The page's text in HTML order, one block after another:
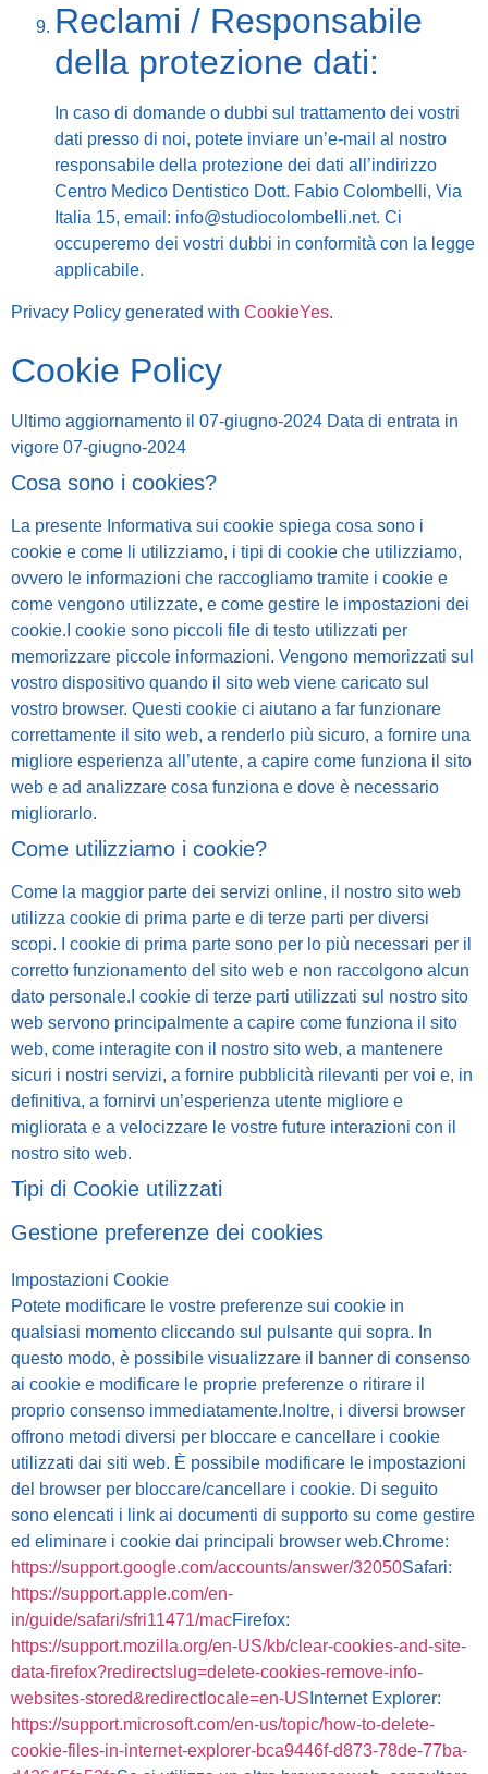
Reclami / Responsabile
della protezione dati:
In caso di domande o dubbi sul trattamento dei vostri
dati presso di noi, potete inviare un’e-mail al nostro
responsabile della protezione dei dati all’indirizzo
Centro Medico Dentistico Dott. Fabio Colombelli, Via
Italia 15, email: info@studiocolombelli.net. Ci
occuperemo dei vostri dubbi in conformità con la legge
applicabile.
Privacy Policy generated with CookieYes.
Cookie Policy
Ultimo aggiornamento il 07-giugno-2024 Data di entrata in
vigore 07-giugno-2024
Cosa sono i cookies?
La presente Informativa sui cookie spiega cosa sono i
cookie e come li utilizziamo, i tipi di cookie che utilizziamo,
ovvero le informazioni che raccogliamo tramite i cookie e
come vengono utilizzate, e come gestire le impostazioni dei
cookie.I cookie sono piccoli file di testo utilizzati per
memorizzare piccole informazioni. Vengono memorizzati sul
vostro dispositivo quando il sito web viene caricato sul
vostro browser. Questi cookie ci aiutano a far funzionare
correttamente il sito web, a renderlo più sicuro, a fornire una
migliore esperienza all’utente, a capire come funziona il sito
web e ad analizzare cosa funziona e dove è necessario
migliorarlo.
Come utilizziamo i cookie?
Come la maggior parte dei servizi online, il nostro sito web
utilizza cookie di prima parte e di terze parti per diversi
scopi. I cookie di prima parte sono per lo più necessari per il
corretto funzionamento del sito web e non raccolgono alcun
dato personale.I cookie di terze parti utilizzati sul nostro sito
web servono principalmente a capire come funziona il sito
web, come interagite con il nostro sito web, a mantenere
sicuri i nostri servizi, a fornire pubblicità rilevanti per voi e, in
definitiva, a fornirvi un’esperienza utente migliore e
migliorata e a velocizzare le vostre future interazioni con il
nostro sito web.
Tipi di Cookie utilizzati
Gestione preferenze dei cookies
Impostazioni Cookie
Potete modificare le vostre preferenze sui cookie in
qualsiasi momento cliccando sul pulsante qui sopra. In
questo modo, è possibile visualizzare il banner di consenso
ai cookie e modificare le proprie preferenze o ritirare il
proprio consenso immediatamente.Inoltre, i diversi browser
offrono metodi diversi per bloccare e cancellare i cookie
utilizzati dai siti web. È possibile modificare le impostazioni
del browser per bloccare/cancellare i cookie. Di seguito
sono elencati i link ai documenti di supporto su come gestire
ed eliminare i cookie dai principali browser web.Chrome:
https://support.google.com/accounts/answer/32050Safari:
https://support.apple.com/en-
in/guide/safari/sfri11471/macFirefox:
https://support.mozilla.org/en-US/kb/clear-cookies-and-site-
data-firefox?redirectslug=delete-cookies-remove-info-
websites-stored&redirectlocale=en-US Internet Explorer:
https://support.microsoft.com/en-us/topic/how-to-delete-
cookie-files-in-internet-explorer-bca9446f-d873-78de-77ba-